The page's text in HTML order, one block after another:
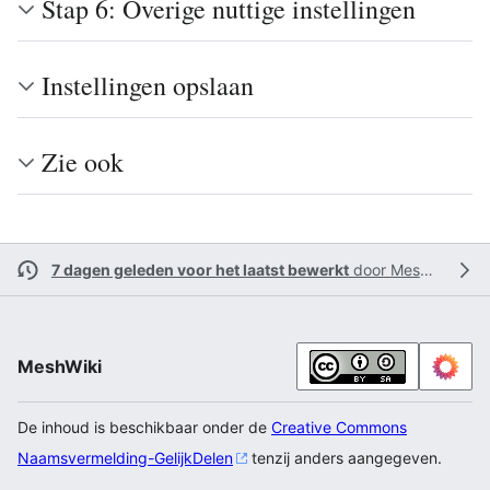
Stap 6: Overige nuttige instellingen
Instellingen opslaan
Zie ook
7 dagen geleden voor het laatst bewerktdoor Meshonno
MeshWiki
De inhoud is beschikbaar onder de Creative Commons
Naamsvermelding-GelijkDelen
tenzij anders aangegeven.